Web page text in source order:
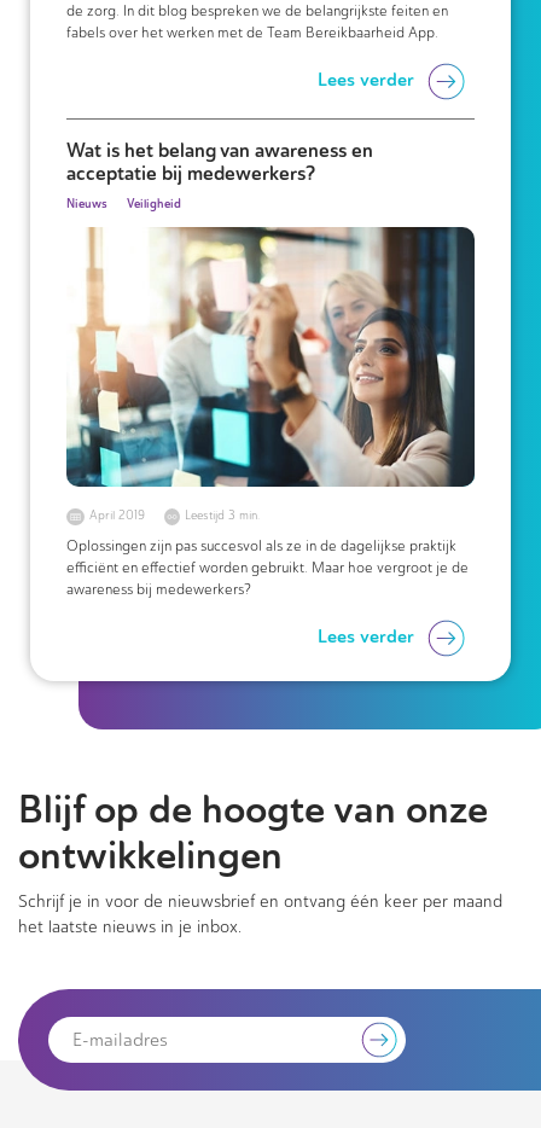
de zorg. In dit blog bespreken we de belangrijkste feiten en
fabels over het werken met de Team Bereikbaarheid App.
Lees verder
Wat is het belang van awareness en
acceptatie bij medewerkers?
Nieuws Veiligheid
April 2019 Leestijd 3 min.
Oplossingen zijn pas succesvol als ze in de dagelijkse praktijk
efficiënt en effectief worden gebruikt. Maar hoe vergroot je de
awareness bij medewerkers?
Lees verder
Blijf op de hoogte van onze
ontwikkelingen
Schrijf je in voor de nieuwsbrief en ontvang één keer per maand
het laatste nieuws in je inbox.